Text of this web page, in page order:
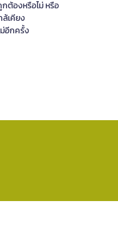
ต้องหรือไม่ หรือ
ล้เคียง
อีกครั้ง